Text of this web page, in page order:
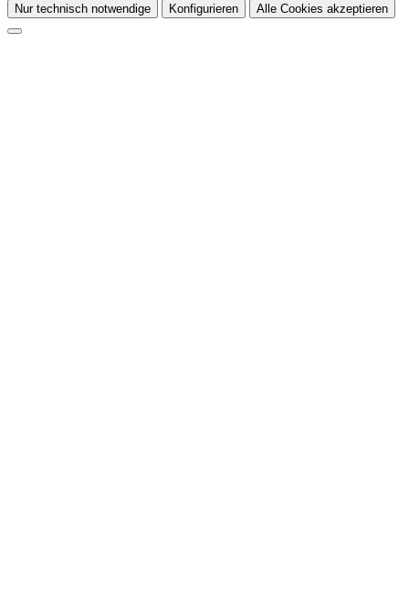
Nur technisch notwendige Konfigurieren Alle Cookies akzeptieren